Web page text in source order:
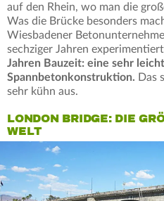
auf den Rhein, wo man die
Was die Brücke besonders
Wiesbadener
sechziger Jahren
Jahren Bauzeit: eine sehr
Spannbetonkonstruktion. Das
sehr kühn aus.
LONDON BRIDGE: DIE
ELT